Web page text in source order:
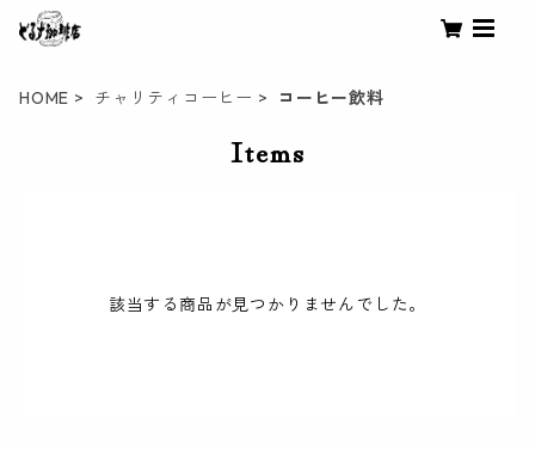
HOME チャリティコーヒー コーヒー飲料
Items
該当する商品が見つかりませんでした。